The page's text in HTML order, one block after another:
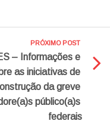
PRÓXIMO POST
– Informações e
as iniciativas de
da greve
público(a)s
federais